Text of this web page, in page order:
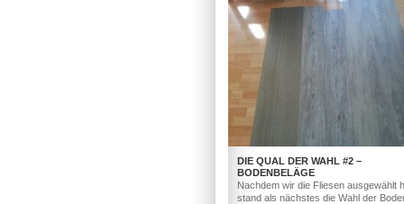
DIE QUAL DER WAHL #2 –
BODENBELÄGE
Nachdem wir die Fliesen ausgewählt
stand als nächstes die Wahl der